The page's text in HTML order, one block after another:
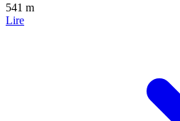
541 m
Lire